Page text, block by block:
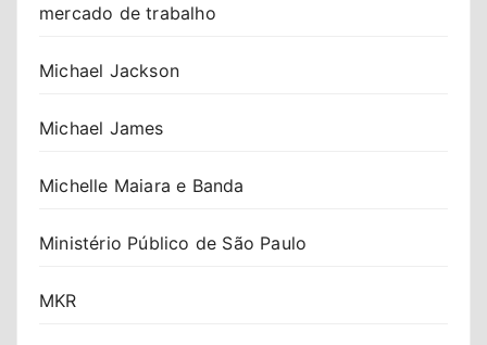
mercado de trabalho
Michael Jackson
Michael James
Michelle Maiara e Banda
Ministério Público de São Paulo
MKR